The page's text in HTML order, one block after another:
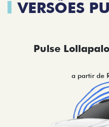
VERSÕES
Pulse
a partir de